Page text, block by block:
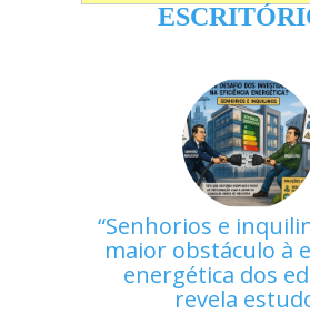
Senhorios e
maior obstáculo à
energética dos
revela